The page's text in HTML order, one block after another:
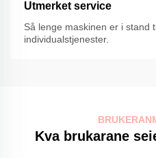
Utmerket service
Så lenge maskinen er i stand
individualstjenester.
Kva brukarane